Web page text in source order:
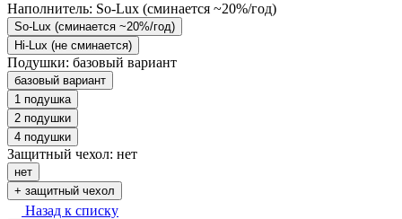
Наполнитель: So-Lux (cминается ~20%/год)
So-Lux (cминается ~20%/год)
Hi-Lux (не сминается)
Подушки: базовый вариант
базовый вариант
1 подушка
2 подушки
4 подушки
Защитный чехол: нет
нет
+ защитный чехол
Назад к списку